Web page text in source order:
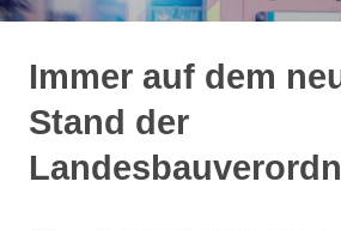
Immer auf dem
Stand der